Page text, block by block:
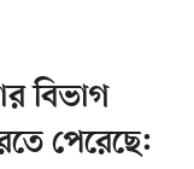
বিভাগ
পেরেছে: